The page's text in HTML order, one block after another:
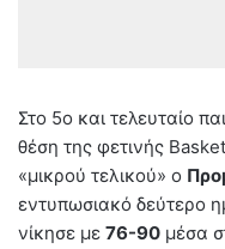
Στο 5ο και τελευταίο
θέση της φετινής
«μικρού τελικού» ο
εντυπωσιακό δεύτερο
νίκησε με 76-90 μέσα